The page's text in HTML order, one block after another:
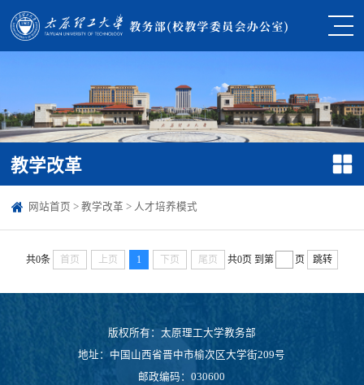
教学改革
网站首页 >教学改革 > 人才培养模式
共0条 首页 上页 1 下页 尾页 共0页 到第 页 跳转
版权所有：太原理工大学教务部
地址：中国山西省晋中市榆次区大学街209号
邮政编码：030600